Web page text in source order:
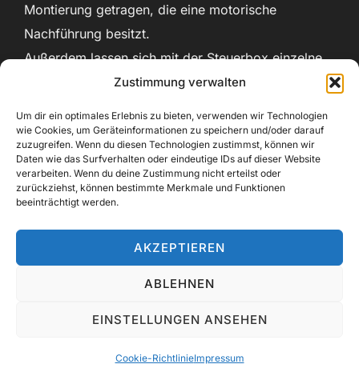
Zustimmung verwalten
Um dir ein optimales Erlebnis zu bieten, verwenden wir Technologien
wie Cookies, um Geräteinformationen zu speichern und/oder darauf
zuzugreifen. Wenn du diesen Technologien zustimmst, können wir
Daten wie das Surfverhalten oder eindeutige IDs auf dieser Website
verarbeiten. Wenn du deine Zustimmung nicht erteilst oder
zurückziehst, können bestimmte Merkmale und Funktionen
beeinträchtigt werden.
AKZEPTIEREN
ABLEHNEN
EINSTELLUNGEN ANSEHEN
Cookie-RichtlinieImpressum
Montierung getragen, die eine motorische
Nachführung besitzt.
Außerdem lassen sich mit der Steuerbox einzelne
Objekte anfahren. Das Gerät eignet sich für
Fotografieren. Zudem ist es wegen seiner kurzen
Bauform sehr gut für den mobilen Einsatz geeignet.
Ich habe mir das Gerät in den 90er Jahren
angeschafft und bin mit der optischen Leistung